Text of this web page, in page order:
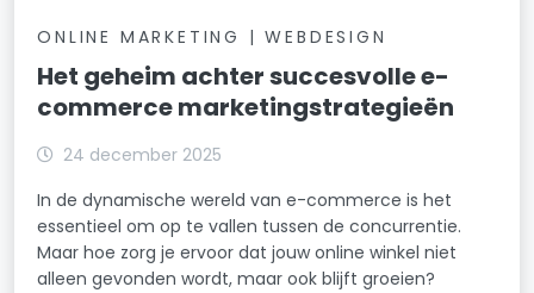
ONLINE MARKETING | WEBDESIGN
Het geheim achter succesvolle e-
commerce marketingstrategieën
24 december 2025
In de dynamische wereld van e-commerce is het
essentieel om op te vallen tussen de concurrentie.
Maar hoe zorg je ervoor dat jouw online winkel niet
alleen gevonden wordt, maar ook blijft groeien?